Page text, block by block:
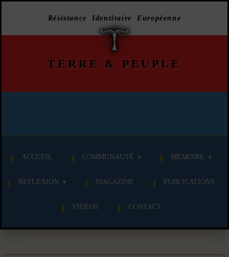
Résistance Identitaire Européenne
TERRE & PEUPLE
ACCUEIL COMMUNAUTÉ MÉMOIRE
RÉFLEXION MAGAZINE PUBLICATIONS
VIDÉOS CONTACT